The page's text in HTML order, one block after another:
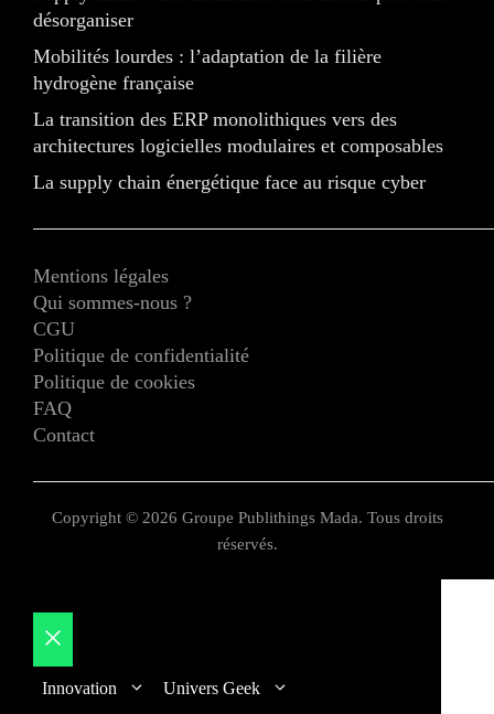
désorganiser
Mobilités lourdes : l’adaptation de la filière
hydrogène française
La transition des ERP monolithiques vers des
architectures logicielles modulaires et composables
La supply chain énergétique face au risque cyber
Mentions légales
Qui sommes-nous ?
CGU
Politique de confidentialité
Politique de cookies
FAQ
Contact
Copyright © 2026 Groupe Publithings Mada. Tous droits
réservés.
Fermer
Innovation Univers Geek